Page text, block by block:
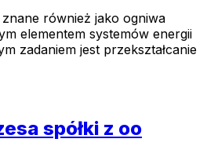
również jako ogniwa
elementem systemów energii
zadaniem jest przekształcanie
spółki z oo